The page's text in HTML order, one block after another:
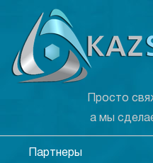
Просто
а мы
Партнеры